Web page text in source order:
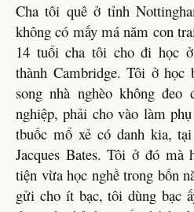
Cha tôi quê ở tỉnh
không có mấy má năm con
14 tuổi cha tôi cho đi học
thành Cambridge. Tôi ở học
song nhà nghèo không
nghiệp, phải cho vào làm
tbuốc mổ xẻ có danh kia,
Jacques Bates. Tôi ở đó mà
tiện vừa học nghề trong bốn
gửi cho ít bạc, tôi dùng bạc